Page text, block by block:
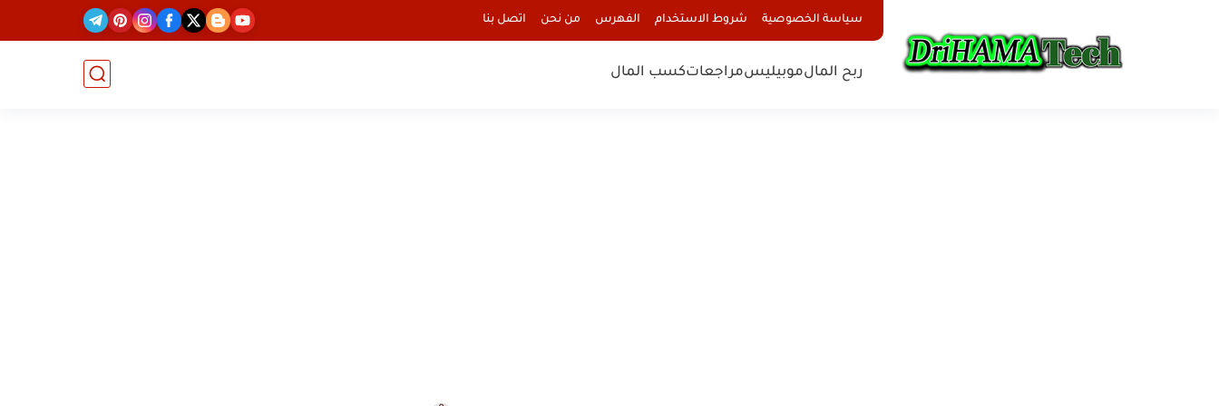
سياسة الخصوصية شروط الاستخدام الفهرس من نحن اتصل بنا
ربح المالموبيليسمراجعاتكسب المال